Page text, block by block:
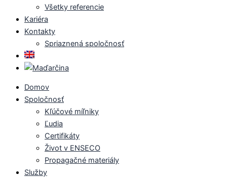
Všetky referencie
Kariéra
Kontakty
Spriaznená spoločnosť
Domov
Spoločnosť
Kľúčové míľniky
Ľudia
Certifikáty
Život v ENSECO
Propagačné materiály
Služby